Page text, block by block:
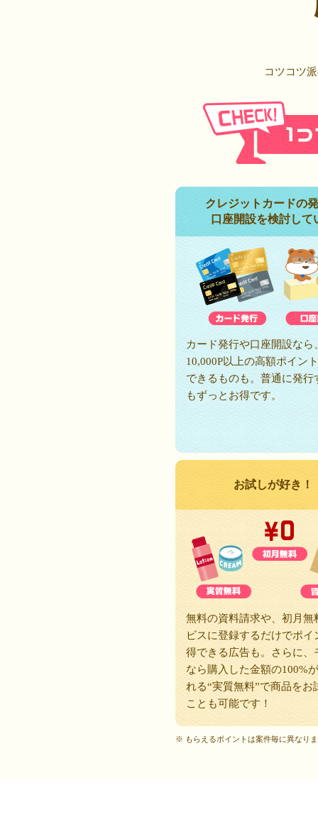
コツコツ
クレジットカードの
口座開設を検討して
カード発行や口座開設なら
10,000P以上の高額ポイン
できるものも。普通に発行
もずっとお得です。
お試しが好き！
無料の資料請求や、初月無
ビスに登録するだけでポイ
得できる広告も。さらに、
なら購入した金額の100%
れる“実質無料”で商品をお
ことも可能です！
※ もらえるポイントは案件毎に異なり